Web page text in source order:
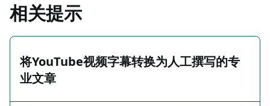
相关提示
将YouTube视频字幕转换为人工撰写的专
业文章